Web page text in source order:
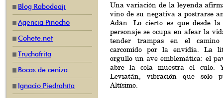
Blog Rabodeají
Agencia Pinocho
Cohete.net
Truchafrita
Bocas de ceniza
Ignacio Piedrahíta
Una variación de la leyenda
vino de su negativa a postrarse
Adán. Lo cierto es que desde
personaje se ocupa en afear la
tender trampas en el camino
carcomido por la envidia. La
orgullo un ave emblemática: el
abre la cola muestra el culo.
Leviatán, vibración que solo
Altísimo.